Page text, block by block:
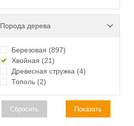
Порода дерева
Березовая (897)
Хвойная (21)
Древесная стружка (4)
Тополь (2)
Сбросить Показать